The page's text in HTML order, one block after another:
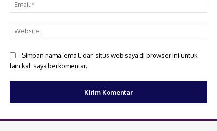
Simpan nama, email, dan situs web saya di browser ini untuk
lain kali saya berkomentar.